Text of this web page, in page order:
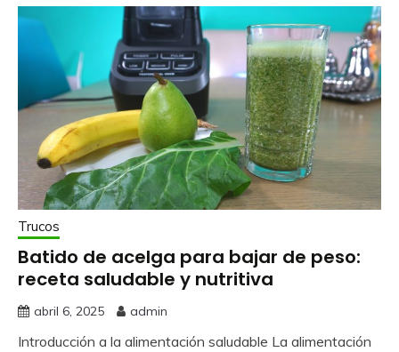
Trucos
Batido de acelga para bajar de peso:
receta saludable y nutritiva
abril 6, 2025 admin
Introducción a la alimentación saludable La alimentación